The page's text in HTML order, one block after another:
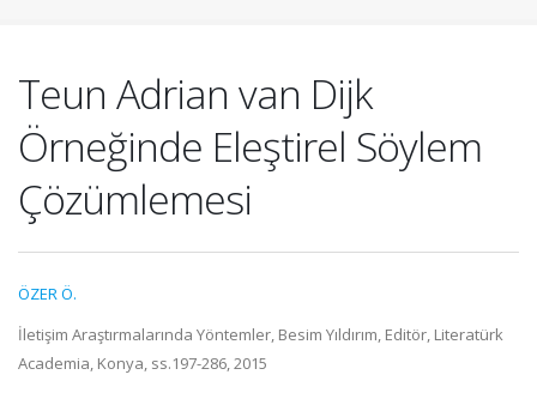
Teun Adrian van Dijk
Örneğinde Eleştirel Söylem
Çözümlemesi
ÖZER Ö.
İletişim Araştırmalarında Yöntemler, Besim Yıldırım, Editör, Literatürk
Academia, Konya, ss.197-286, 2015